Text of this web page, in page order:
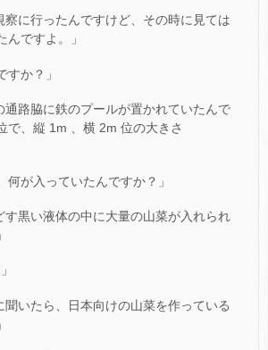
察に行ったんですけど、その時に見ては
んですよ。」
か？」
通路脇に鉄のプールが置かれていたんで
で、縦 1m 、横 2m 位の大きさ
何が入っていたんですか？」
す黒い液体の中に大量の山菜が入れられ
聞いたら、日本向けの山菜を作っている